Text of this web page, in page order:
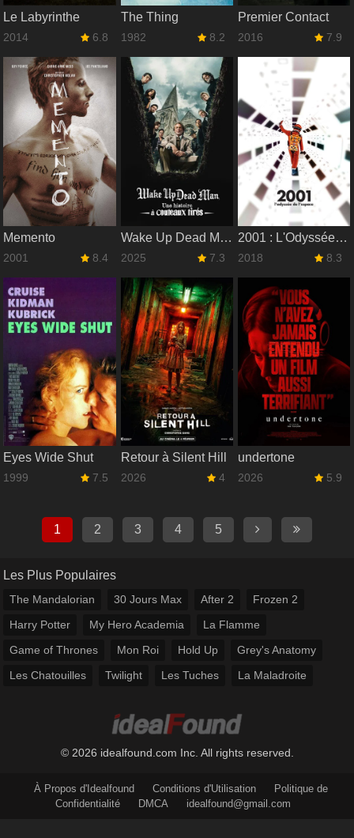
Le Labyrinthe
2014 6.8
The Thing
1982 8.2
Premier Contact
2016 7.9
Memento
2001 8.4
Wake Up Dead Man : Une histoire à couteaux tirés
2025 7.3
2001 : L'Odyssée de l'espace
2018 8.3
Eyes Wide Shut
1999 7.5
Retour à Silent Hill
2026 4
undertone
2026 5.9
1 2 3 4 5
Les Plus Populaires
The Mandalorian 30 Jours Max After 2
Frozen 2
Harry Potter
My Hero Academia
La Flamme
Game of Thrones
Mon Roi Hold Up
Grey's Anatomy
Les Chatouilles
Twilight Les Tuches La Maladroite
© 2026 idealfound.com Inc. All rights reserved.
À Propos d'Idealfound Conditions d'Utilisation
Politique de
Confidentialité
DMCA idealfound@gmail.com